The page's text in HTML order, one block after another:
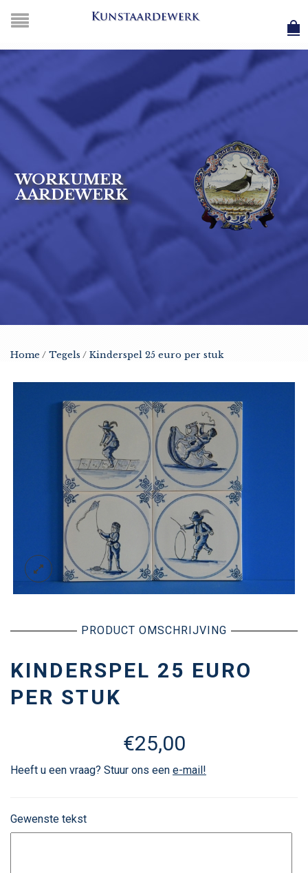
WORKUMER
AARDEWERK
Home/ Tegels / Kinderspel 25 euro per stuk
PRODUCT OMSCHRIJVING
KINDERSPEL 25 EURO
PER STUK
€25,00
Heeft u een vraag? Stuur ons een e-mail!
Gewenste tekst